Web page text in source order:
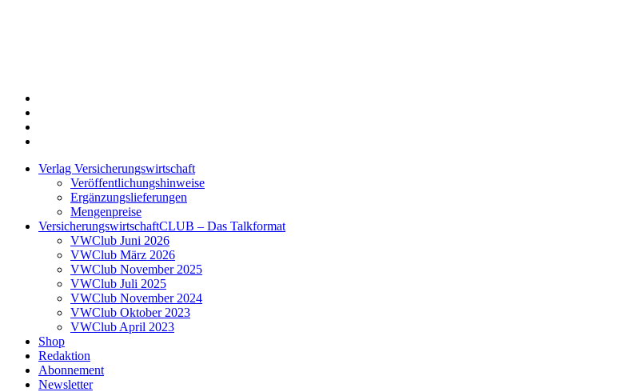
Verlag Versicherungswirtschaft
Veröffentlichungshinweise
Ergänzungslieferungen
Mengenpreise
VersicherungswirtschaftCLUB – Das Talkformat
VWClub Juni 2026
VWClub März 2026
VWClub November 2025
VWClub Juli 2025
VWClub November 2024
VWClub Oktober 2023
VWClub April 2023
Shop
Redaktion
Abonnement
Newsletter